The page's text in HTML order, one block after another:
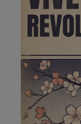
de la …
A ver si llega
Pozuelo de
🔴
de la …
Wayne Rooney
Pozuelo de